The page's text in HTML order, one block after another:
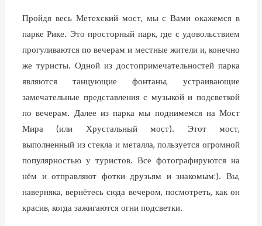
Пройдя весь Метехский мост, мы с Вами окажемся в
парке Рике. Это просторный парк, где с удовольствием
прогуливаются по вечерам и местные жители и, конечно
же туристы. Одной из достопримечательностей парка
являются танцующие фонтаны, устраивающие
замечательные представления с музыкой и подсветкой
по вечерам. Далее из парка мы поднимемся на Мост
Мира (или Хрустальный мост). Этот мост,
выполненный из стекла и металла, пользуется огромной
популярностью у туристов. Все фотографируются на
нём и отправляют фотки друзьям и знакомым:). Вы,
наверняка, вернётесь сюда вечером, посмотреть, как он
красив, когда зажигаются огни подсветки.